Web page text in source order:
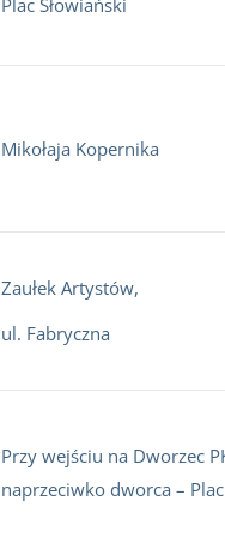
Plac Słowiański
Mikołaja Kopernika
Zaułek Artystów,
ul. Fabryczna
Przy wejściu na
naprzeciwko dworca –